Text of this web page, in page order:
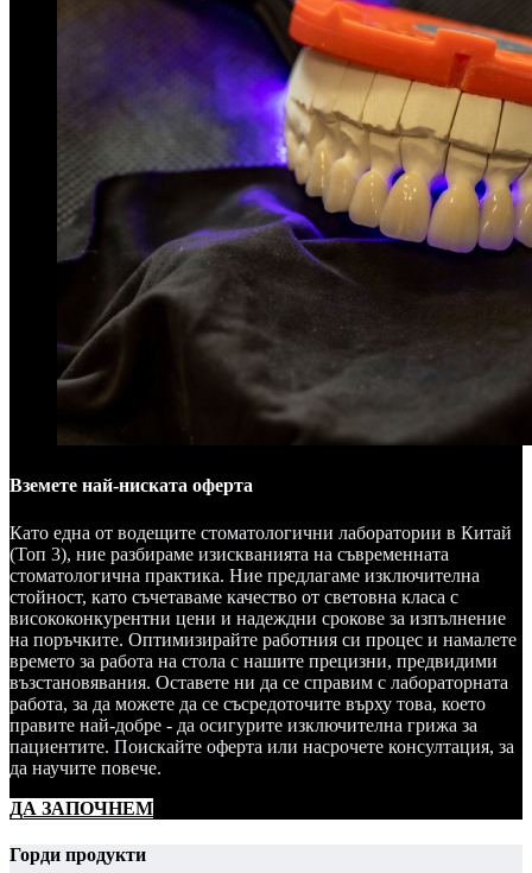
Вземете най-ниската оферта
Като една от водещите стоматологични лаборатории в Китай
(Топ 3), ние разбираме изискванията на съвременната
стоматологична практика. Ние предлагаме изключителна
стойност, като съчетаваме качество от световна класа с
висококонкурентни цени и надеждни срокове за изпълнение
на поръчките. Оптимизирайте работния си процес и намалете
времето за работа на стола с нашите прецизни, предвидими
възстановявания. Оставете ни да се справим с лабораторната
работа, за да можете да се съсредоточите върху това, което
правите най-добре - да осигурите изключителна грижа за
пациентите. Поискайте оферта или насрочете консултация, за
да научите повече.
ДА ЗАПОЧНЕМ
Горди продукти